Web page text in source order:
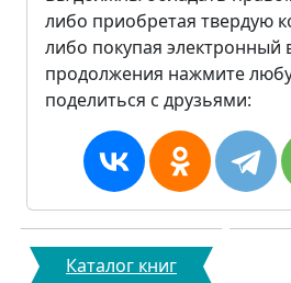
либо приобретая твердую
либо покупая электронный
продолжения нажмите
поделиться с друзьями:
Каталог книг